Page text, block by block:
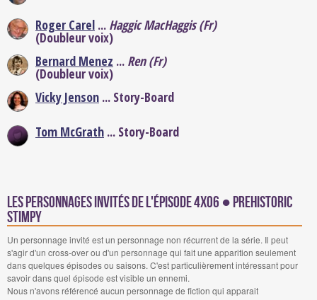
Roger Carel ... Haggic MacHaggis (Fr)
(Doubleur voix)
Bernard Menez ... Ren (Fr)
(Doubleur voix)
Vicky Jenson ... Story-Board
Tom McGrath ... Story-Board
Les personnages invités de l'épisode 4x06 ● Prehistoric
Stimpy
Un personnage invité est un personnage non récurrent de la série. Il peut
s'agir d'un cross-over ou d'un personnage qui fait une apparition seulement
dans quelques épisodes ou saisons. C'est particulièrement intéressant pour
savoir dans quel épisode est visible un ennemi.
Nous n'avons référencé aucun personnage de fiction qui apparait